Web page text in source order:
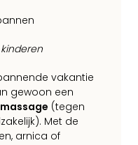
vakantie
gewoon een
(tegen
Met de
arnica of